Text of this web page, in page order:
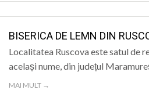
SANATATE
SPORT
BISERICA DE LEMN DIN
Localitatea Ruscova este satul de
același nume, din județul
MAI MULT →